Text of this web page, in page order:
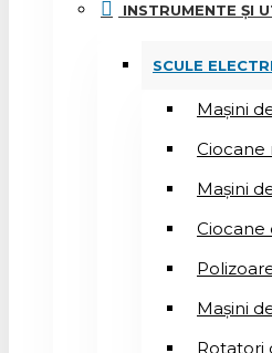
INSTRUMENTE ȘI
SCULE
Mașini
Ciocane
Mașini
Mașini
Rotatori